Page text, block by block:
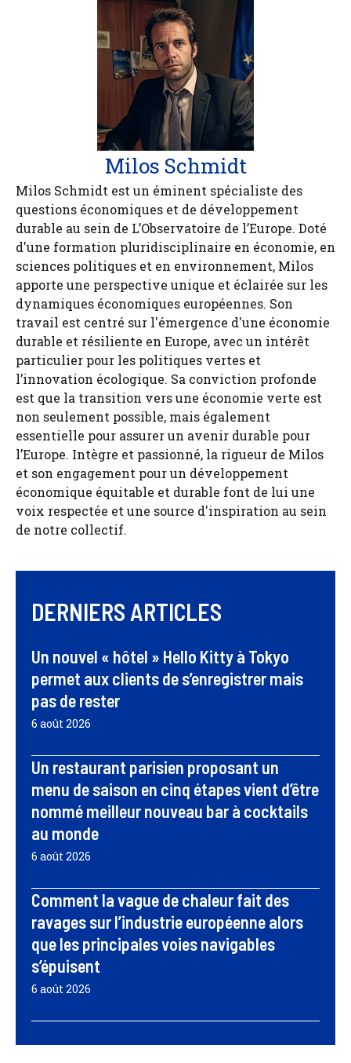
Milos Schmidt
Milos Schmidt est un éminent spécialiste des
questions économiques et de développement
durable au sein de L’Observatoire de l’Europe. Doté
d'une formation pluridisciplinaire en économie, en
sciences politiques et en environnement, Milos
apporte une perspective unique et éclairée sur les
dynamiques économiques européennes. Son
travail est centré sur l'émergence d'une économie
durable et résiliente en Europe, avec un intérêt
particulier pour les politiques vertes et
l’innovation écologique. Sa conviction profonde
est que la transition vers une économie verte est
non seulement possible, mais également
essentielle pour assurer un avenir durable pour
l’Europe. Intègre et passionné, la rigueur de Milos
et son engagement pour un développement
économique équitable et durable font de lui une
voix respectée et une source d'inspiration au sein
de notre collectif.
DERNIERS ARTICLES
Un nouvel « hôtel » Hello Kitty à Tokyo
permet aux clients de s’enregistrer mais
pas de rester
6 août 2026
Un restaurant parisien proposant un
menu de saison en cinq étapes vient d’être
nommé meilleur nouveau bar à cocktails
au monde
6 août 2026
Comment la vague de chaleur fait des
ravages sur l’industrie européenne alors
que les principales voies navigables
s’épuisent
6 août 2026